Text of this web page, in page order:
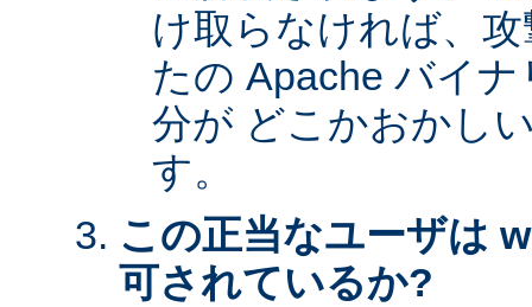
け取らなければ、
たの Apache バイ
分が どこかおかし
す。
この正当なユーザは
可されているか?